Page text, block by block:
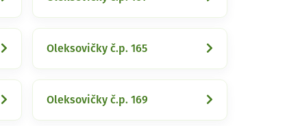
Oleksovičky č.p. 165
Oleksovičky č.p. 169